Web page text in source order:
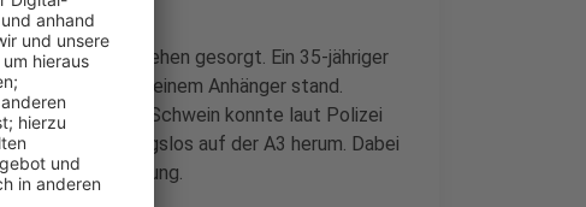
für Aufsehen gesorgt. Ein 35-jähriger
die auf einem Anhänger stand.
70 Kilo schwere Schwein konnte laut Polizei
orientierungslos auf der A3 herum. Dabei
in eine Böschung.